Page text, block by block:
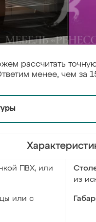
рассчитать
менее, чем за
ПВХ, или
из
или с